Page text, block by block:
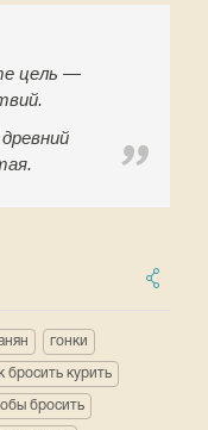
цель —
гонки
бросить курить
бросить